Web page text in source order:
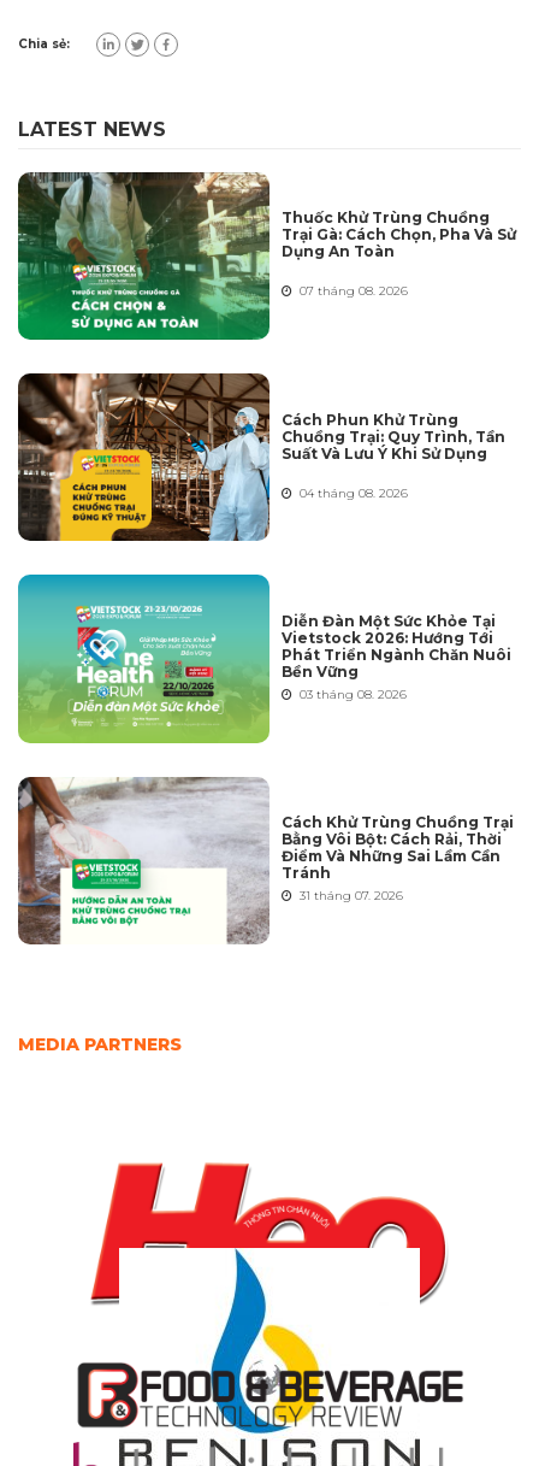
Chia sẻ:
LATEST NEWS
Thuốc Khử Trùng Chuồng
Trại Gà: Cách Chọn, Pha Và Sử
Dụng An Toàn
07 tháng 08. 2026
Cách Phun Khử Trùng
Chuồng Trại: Quy Trình, Tần
Suất Và Lưu Ý Khi Sử Dụng
04 tháng 08. 2026
Diễn Đàn Một Sức Khỏe Tại
Vietstock 2026: Hướng Tới
Phát Triển Ngành Chăn Nuôi
Bền Vững
03 tháng 08. 2026
Cách Khử Trùng Chuồng Trại
Bằng Vôi Bột: Cách Rải, Thời
Điểm Và Những Sai Lầm Cần
Tránh
31 tháng 07. 2026
MEDIA PARTNERS